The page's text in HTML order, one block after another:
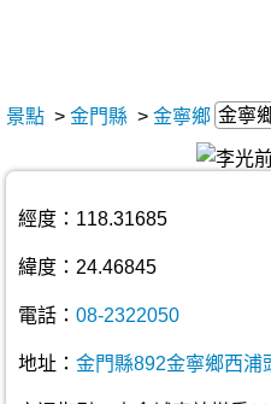
景點 > 金門縣 > 金寧鄉 金寧
經度：118.31685
緯度：24.46845
電話： 08-2322050
地址： 金門縣892金寧鄉西浦